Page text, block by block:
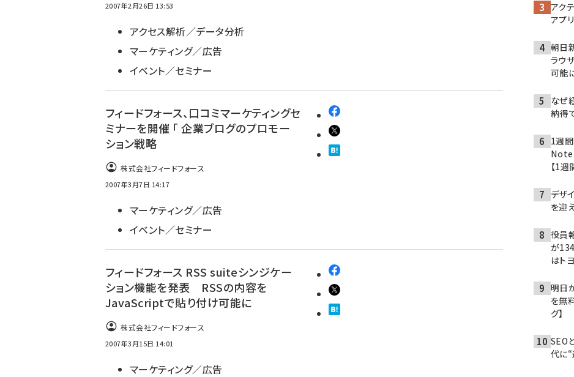
2007年2月26日 13:53
アクセス解析／データ分析
マーケティング／広告
イベント／セミナー
フィードフォース、口コミマーケティングセ
ミナーを開催 「 企業ブログのプロモー
ション戦略
株式会社フィードフォース
2007年3月7日 14:17
マーケティング／広告
イベント／セミナー
フィードフォース RSS suiteシンジケー
ション機能を発表 RSSの内容を
JavaScriptで貼り付け可能に
株式会社フィードフォース
2007年3月15日 14:01
マーケティング／広告
アク
アプ
朝日
ラウ
可能
なぜ
納得
1週
【1週
デザ
を迎
役員
が
はト
明日
を無
グ】
SEO
代に